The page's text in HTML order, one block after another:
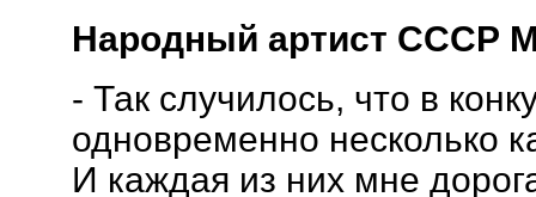
Народный артист СССР
- Так случилось, что в
одновременно несколько
И каждая из них мне